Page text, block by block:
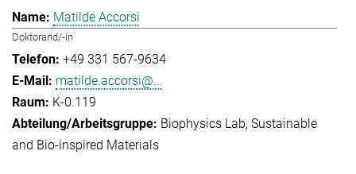
Matilde Accorsi
Doktorand/-in
+49 331 567-9634
matilde.accorsi@...
K-0.119
Biophysics Lab Sustainable
and Bio-inspired Materials